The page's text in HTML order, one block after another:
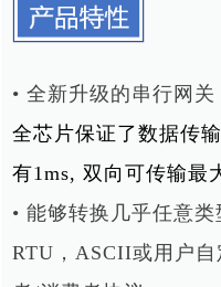
• 全新升级的串行网关
全芯片保证了数据传
有1ms, 双向可传输最
• 能够转换几乎任意
RTU，ASCII或用户